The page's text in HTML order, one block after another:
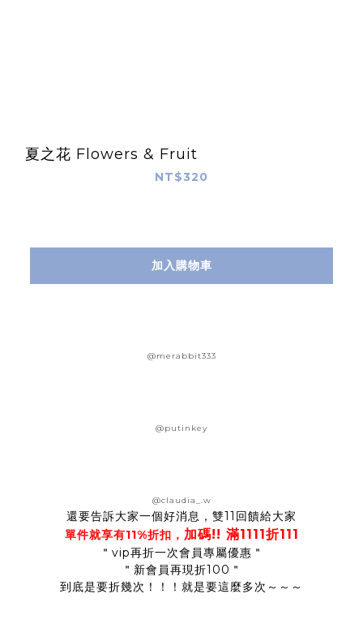
夏之花 Flowers & Fruit
NT$320
加入購物車
@merabbit333
@putinkey
@claudia_.w
還要告訴大家一個好消息，雙11回饋給大家
單件就享有11%折扣， 加碼!! 滿1111折111
＂vip再折一次會員專屬優惠＂
＂新會員再現折100＂
到底是要折幾次！！！就是要這麼多次～～～